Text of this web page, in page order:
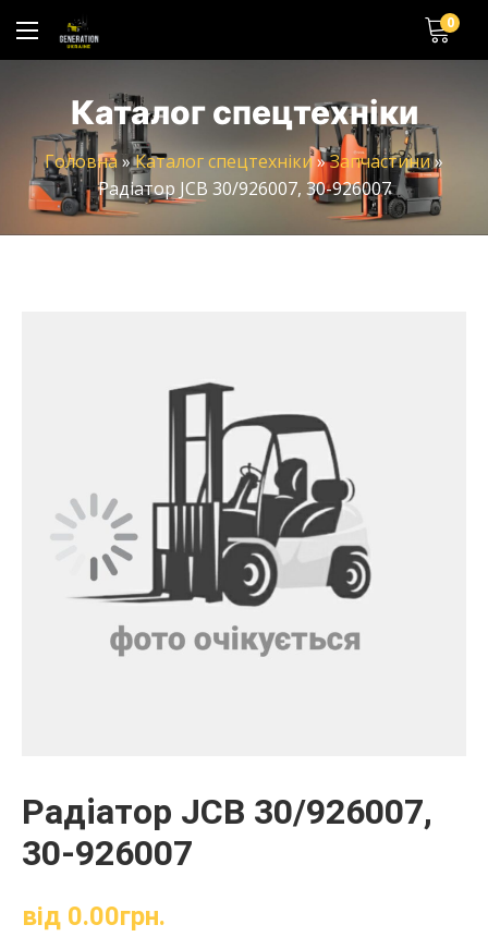
0
Каталог спецтехніки
Головна»Каталог спецтехніки»Запчастини»
Радіатор JCB 30/926007, 30-926007
Радіатор JCB 30/926007,
30-926007
від 0.00грн.